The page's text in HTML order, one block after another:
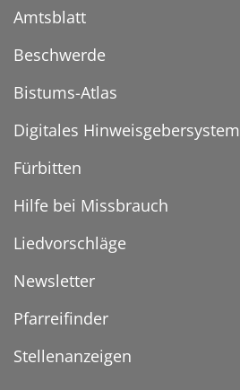
Amtsblatt
Beschwerde
Bistums-Atlas
Digitales Hinweisgebersystem
Fürbitten
Hilfe bei Missbrauch
Liedvorschläge
Newsletter
Pfarreifinder
Stellenanzeigen